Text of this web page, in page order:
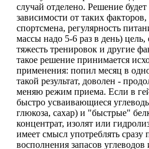
Зрение
Иммунитет
Коэнзим Q10
Лецитин
Пищеварение
случай отделено. Решение будет
зависимости от таких
спортсмена, регулярность
массы надо 5-6 раз в день) цель,
тяжесть тренировок и другие
такое решение принимается
применения: попил месяц в
такой результат, доволен -
меняю режим приема. Если в
быстро усваивающиеся
глюкоза, сахар) и "быстрые"
концентрат, изолят или
имеет смысл употреблять сразу
восполнения запасов